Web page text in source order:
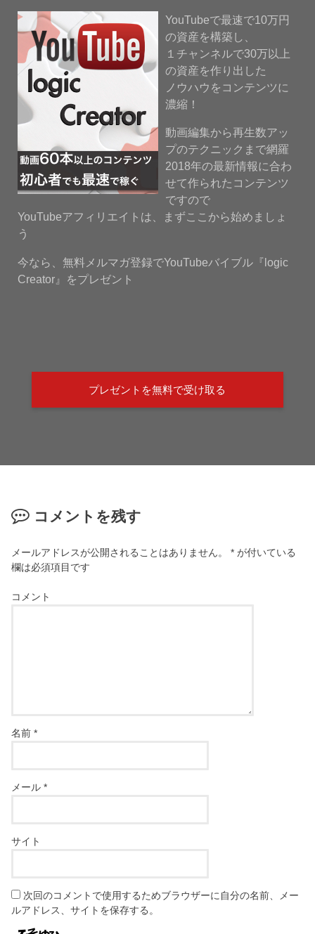
YouTubeで最速で10万円
の資産を構築し、
１チャンネルで30万以上
の資産を作り出した
ノウハウをコンテンツに
濃縮！
動画編集から再生数アッ
プのテクニックまで網羅
2018年の最新情報に合わ
せて作られたコンテンツ
ですので
YouTubeアフィリエイトは、まずここから始めましょ
う
今なら、無料メルマガ登録でYouTubeバイブル『logic
Creator』をプレゼント
プレゼントを無料で受け取る
コメントを残す
メールアドレスが公開されることはありません。 * が付いている
欄は必須項目です
コメント
名前*
メール*
サイト
次回のコメントで使用するためブラウザーに自分の名前、メー
ルアドレス、サイトを保存する。